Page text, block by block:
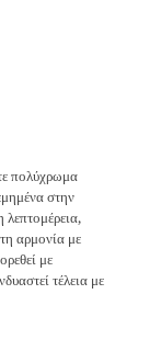
πολύχρωμα
στην
αρμονία με
με
τέλεια με